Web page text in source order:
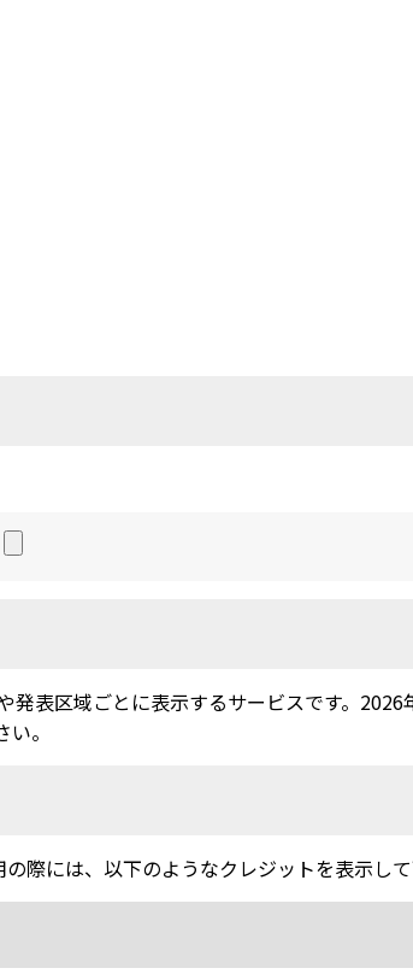
発表区域ごとに表示するサービスです。
。
際には、以下のようなクレジットを表示して